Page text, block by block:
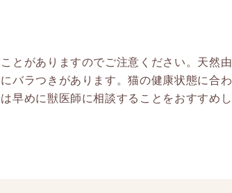
とがありますのでご注意ください。天然由
バラつきがあります。猫の健康状態に合わ
早めに獣医師に相談することをおすすめし